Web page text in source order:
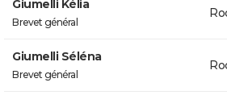
Giumelli Kélia
Brevet général
Giumelli Séléna
Brevet général